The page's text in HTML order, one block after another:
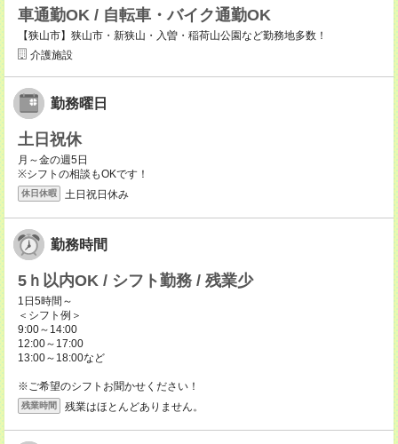
車通勤OK / 自転車・バイク通勤OK
【狭山市】狭山市・新狭山・入曽・稲荷山公園など勤務地多数！
介護施設
勤務曜日
土日祝休
月～金の週5日
※シフトの相談もOKです！
休日休暇 土日祝日休み
勤務時間
5ｈ以内OK / シフト勤務 / 残業少
1日5時間～
＜シフト例＞
9:00～14:00
12:00～17:00
13:00～18:00など
※ご希望のシフトお聞かせください！
残業時間 残業はほとんどありません。